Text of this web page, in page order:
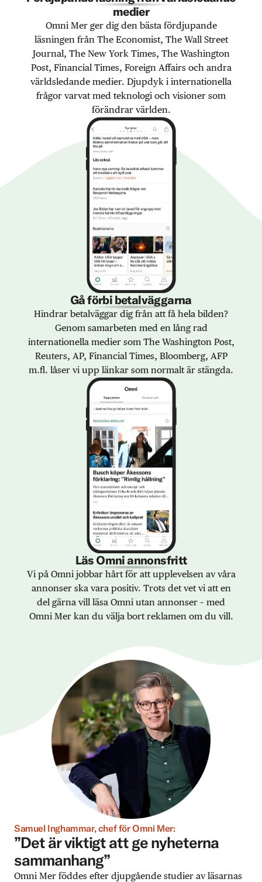
medier
Omni Mer ger dig den bästa fördjupande
läsningen från The Economist, The Wall Street
Journal, The New York Times, The Washington
Post, Financial Times, Foreign Affairs och andra
världsledande medier. Djupdyk i internationella
frågor varvat med teknologi och visioner som
förändrar världen.
Gå förbi betalväggarna
Hindrar betalväggar dig från att få hela bilden?
Genom samarbeten med en lång rad
internationella medier som The Washington Post,
Reuters, AP, Financial Times, Bloomberg, AFP
m.fl. låser vi upp länkar som normalt är stängda.
Läs Omni annonsfritt
Vi på Omni jobbar hårt för att upplevelsen av våra
annonser ska vara positiv. Trots det vet vi att en
del gärna vill läsa Omni utan annonser – med
Omni Mer kan du välja bort reklamen om du vill.
Samuel Inghammar, chef för Omni Mer:
”Det är viktigt att ge nyheterna
sammanhang”
Omni Mer föddes efter djupgående studier av läsarnas